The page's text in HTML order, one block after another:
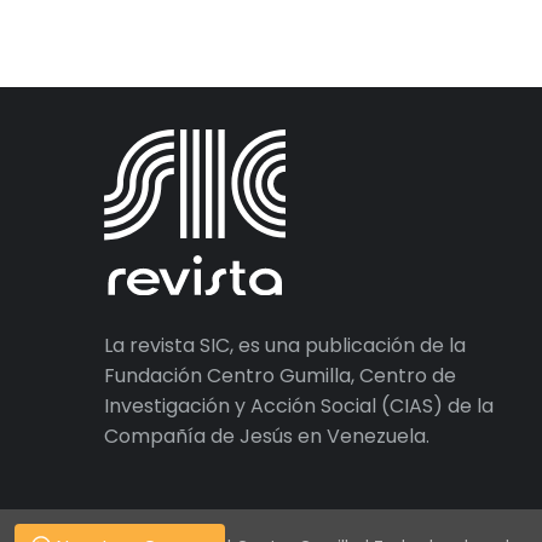
La revista SIC, es una publicación de la
Fundación Centro Gumilla, Centro de
Investigación y Acción Social (CIAS) de la
Compañía de Jesús en Venezuela.